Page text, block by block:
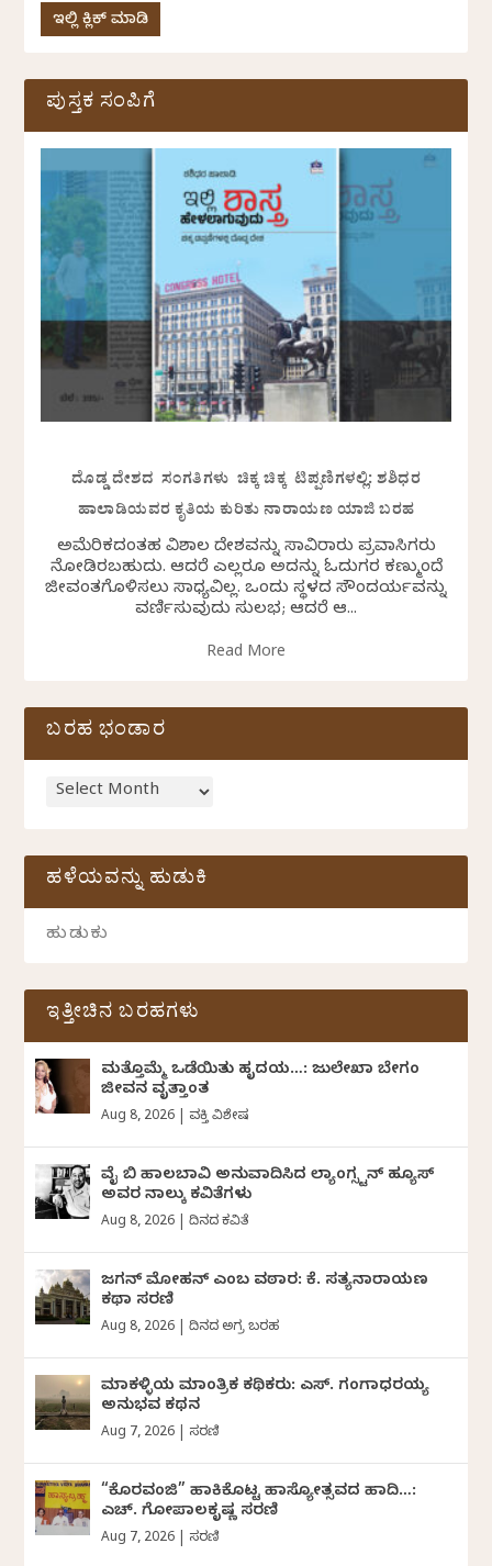
ಇಲ್ಲಿ ಕ್ಲಿಕ್ ಮಾಡಿ
ಪುಸ್ತಕ ಸಂಪಿಗೆ
ದೊಡ್ಡ ದೇಶದ ಸಂಗತಿಗಳು ಚಿಕ್ಕ ಚಿಕ್ಕ ಟಿಪ್ಪಣಿಗಳಲ್ಲಿ: ಶಶಿಧರ
ಹಾಲಾಡಿಯವರ ಕೃತಿಯ ಕುರಿತು ನಾರಾಯಣ ಯಾಜಿ ಬರಹ
ಅಮೆರಿಕದಂತಹ ವಿಶಾಲ ದೇಶವನ್ನು ಸಾವಿರಾರು ಪ್ರವಾಸಿಗರು
ನೋಡಿರಬಹುದು. ಆದರೆ ಎಲ್ಲರೂ ಅದನ್ನು ಓದುಗರ ಕಣ್ಮುಂದೆ
ಜೀವಂತಗೊಳಿಸಲು ಸಾಧ್ಯವಿಲ್ಲ. ಒಂದು ಸ್ಥಳದ ಸೌಂದರ್ಯವನ್ನು
ವರ್ಣಿಸುವುದು ಸುಲಭ; ಆದರೆ ಆ...
Read More
ಬರಹ ಭಂಡಾರ
ಹಳೆಯವನ್ನು ಹುಡುಕಿ
ಇತ್ತೀಚಿನ ಬರಹಗಳು
ಮತ್ತೊಮ್ಮೆ ಒಡೆಯಿತು ಹೃದಯ…: ಜುಲೇಖಾ ಬೇಗಂ
ಜೀವನ ವೃತ್ತಾಂತ
Aug 8, 2026 ವ್ಯಕ್ತಿ ವಿಶೇಷ
ವೈ ಬಿ ಹಾಲಬಾವಿ ಅನುವಾದಿಸಿದ ಲ್ಯಾಂಗ್ಸ್ಟನ್ ಹ್ಯೂಸ್
ಅವರ ನಾಲ್ಕು ಕವಿತೆಗಳು
Aug 8, 2026 |ದಿನದ ಕವಿತೆ
ಜಗನ್‌ ಮೋಹನ್‌ ಎಂಬ ವಠಾರ: ಕೆ. ಸತ್ಯನಾರಾಯಣ
ಕಥಾ ಸರಣಿ
Aug 8, 2026 |ದಿನದ ಅಗ್ರ ಬರಹ
ಮಾಕಳ್ಳಿಯ ಮಾಂತ್ರಿಕ ಕಥಿಕರು: ಎಸ್. ಗಂಗಾಧರಯ್ಯ
ಅನುಭವ ಕಥನ
Aug 7, 2026 ಸರಣಿ
“ಕೊರವಂಜಿ” ಹಾಕಿಕೊಟ್ಟ ಹಾಸ್ಯೋತ್ಸವದ ಹಾದಿ…:
ಎಚ್. ಗೋಪಾಲಕೃಷ್ಣ ಸರಣಿ
Aug 7, 2026 ಸರಣಿ